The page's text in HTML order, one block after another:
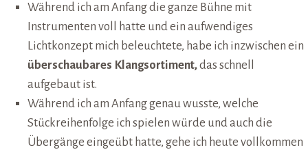
Während ich am Anfang die ganze Bühne mit
Instrumenten voll hatte und ein aufwendiges
Lichtkonzept mich beleuchtete, habe ich inzwischen ein
überschaubares Klangsortiment,das schnell
aufgebaut ist.
Während ich am Anfang genau wusste, welche
Stückreihenfolge ich spielen würde und auch die
Übergänge eingeübt hatte, gehe ich heute vollkommen